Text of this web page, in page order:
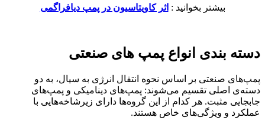
بیشتر بخوانید : اثر کاویتاسیون در پمپ دیافراگمی
دسته‌ بندی انواع پمپ‌ های صنعتی
پمپ‌های صنعتی بر اساس نحوه انتقال انرژی به سیال، به دو
دسته‌ی اصلی تقسیم می‌شوند: پمپ‌های دینامیکی و پمپ‌های
جابجایی مثبت. هر کدام از این گروه‌ها دارای زیرشاخه‌هایی با
عملکرد و ویژگی‌های خاص هستند.